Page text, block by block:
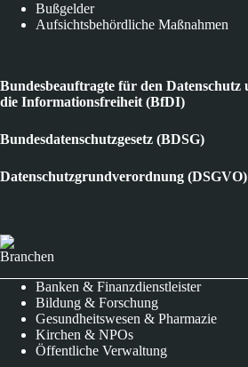
Bußgelder
Aufsichtsbehördliche Maßnahmen
Bundesbeauftragte für den Datenschutz
die Informationsfreiheit (BfDI)
Bundesdatenschutzgesetz (BDSG)
Datenschutzgrundverordnung (DSGVO)
Branchen
Banken & Finanzdienstleister
Bildung & Forschung
Gesundheitswesen & Pharmazie
Kirchen & NPOs
Öffentliche Verwaltung